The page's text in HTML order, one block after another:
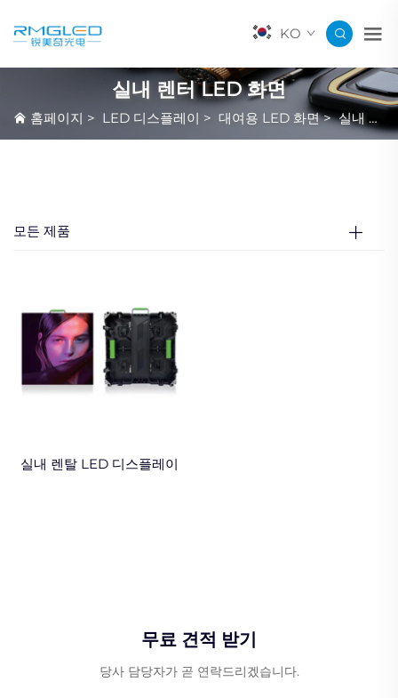
KO
실내 렌터 LED 화면
홈페이지 > LED 디스플레이 > 대여용 LED 화면>실내 렌터 LED 화면
모든 제품
실내 렌탈 LED 디스플레이
무료 견적 받기
당사 담당자가 곧 연락드리겠습니다.